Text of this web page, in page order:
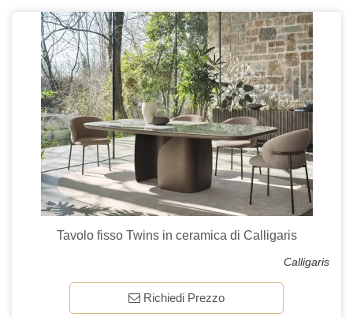
Tavolo fisso Twins in ceramica di Calligaris
Calligaris
Richiedi Prezzo